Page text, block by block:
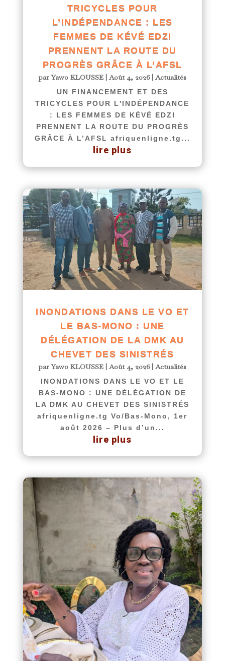
TRICYCLES POUR
L’INDÉPENDANCE : LES
FEMMES DE KÉVÉ EDZI
PRENNENT LA ROUTE DU
PROGRÈS GRÂCE À L’AFSL
parYawo KLOUSSE |Août 4, 2026|Actualités
UN FINANCEMENT ET DES
TRICYCLES POUR L'INDÉPENDANCE
: LES FEMMES DE KÉVÉ EDZI
PRENNENT LA ROUTE DU PROGRÈS
GRÂCE À L’AFSL afriquenligne.tg...
lire plus
INONDATIONS DANS LE VO ET
LE BAS-MONO : UNE
DÉLÉGATION DE LA DMK AU
CHEVET DES SINISTRÉS
parYawo KLOUSSE |Août 4, 2026|Actualités
INONDATIONS DANS LE VO ET LE
BAS-MONO : UNE DÉLÉGATION DE
LA DMK AU CHEVET DES SINISTRÉS
afriquenligne.tg Vo/Bas-Mono, 1er
août 2026 – Plus d’un...
lire plus